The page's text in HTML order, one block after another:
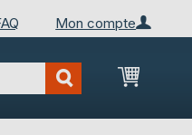
Mon compte
Mon